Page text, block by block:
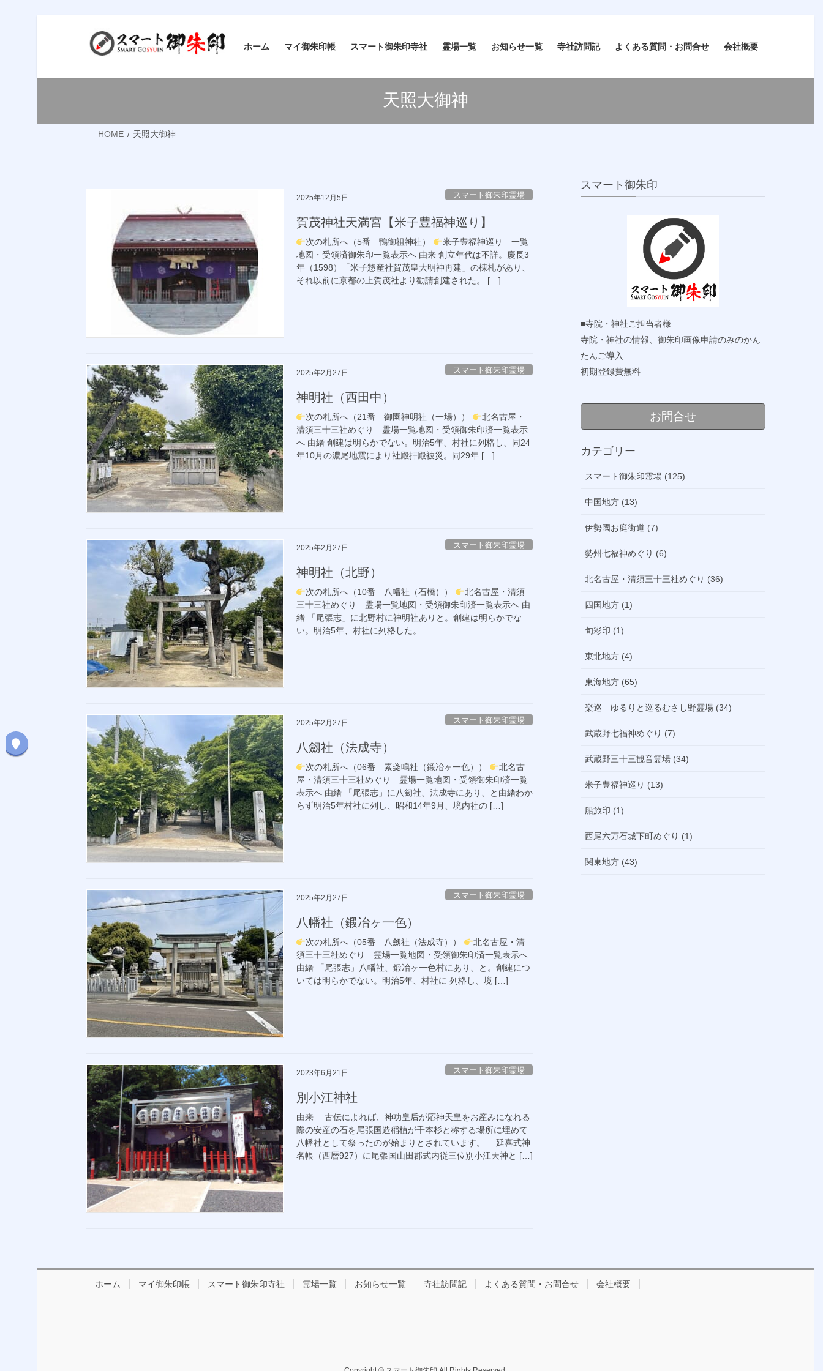
ス
ン
ホーム マイ御朱印帳 スマート御朱印寺社 霊場一覧 お知らせ一覧 寺社訪問記 よくある質問・お問合せ 会社概要
天照大御神
HOME 天照大御神
2025年12月5日 スマート御朱印霊場
賀茂神社天満宮【米子豊福神巡り】
次の札所へ（5番 鴨御祖神社）
米子豊福神巡り 一覧
地図・受領済御朱印一覧表示へ 由来 創立年代は不詳。慶長3
年（1598）「米子惣産社賀茂皇大明神再建」の棟札があり、
それ以前に京都の上賀茂社より勧請創建された。 […]
2025年2月27日 スマート御朱印霊場
神明社（西田中）
次の札所へ（21番 御園神明社（一場））
北名古屋・
清須三十三社めぐり 霊場一覧地図・受領御朱印済一覧表示
へ 由緒 創建は明らかでない。明治5年、村社に列格し、同24
年10月の濃尾地震により社殿拝殿被災。同29年 […]
2025年2月27日 スマート御朱印霊場
神明社（北野）
次の札所へ（10番 八幡社（石橋））
北名古屋・清須
三十三社めぐり 霊場一覧地図・受領御朱印済一覧表示へ 由
緒 「尾張志」に北野村に神明社ありと。創建は明らかでな
い。明治5年、村社に列格した。
2025年2月27日 スマート御朱印霊場
八劔社（法成寺）
次の札所へ（06番 素戔鳴社（鍛冶ヶ一色））
北名古
屋・清須三十三社めぐり 霊場一覧地図・受領御朱印済一覧
表示へ 由緒 「尾張志」に八剱社、法成寺にあり、と由緒わか
らず明治5年村社に列し、昭和14年9月、境内社の […]
2025年2月27日 スマート御朱印霊場
八幡社（鍛冶ヶ一色）
次の札所へ（05番 八劔社（法成寺））
北名古屋・清
須三十三社めぐり 霊場一覧地図・受領御朱印済一覧表示へ
由緒 「尾張志」八幡社、鍛冶ヶ一色村にあり、と。創建につ
いては明らかでない。明治5年、村社に 列格し、境 […]
2023年6月21日 スマート御朱印霊場
別小江神社
由来 古伝によれば、神功皇后が応神天皇をお産みになれる
際の安産の石を尾張国造稲植が千本杉と称する場所に埋めて
八幡社として祭ったのが始まりとされています。 延喜式神
名帳（西暦927）に尾張国山田郡式内従三位別小江天神と […]
スマート御朱印
■寺院・神社ご担当者様
寺院・神社の情報、御朱印画像申請のみのかん
たんご導入
初期登録費無料
お問合せ
カテゴリー
スマート御朱印霊場 (125)
中国地方 (13)
伊勢國お庭街道 (7)
勢州七福神めぐり (6)
北名古屋・清須三十三社めぐり (36)
四国地方 (1)
旬彩印 (1)
東北地方 (4)
東海地方 (65)
楽巡 ゆるりと巡るむさし野霊場 (34)
武蔵野七福神めぐり (7)
武蔵野三十三観音霊場 (34)
米子豊福神巡り (13)
船旅印 (1)
西尾六万石城下町めぐり (1)
関東地方 (43)
ホーム マイ御朱印帳 スマート御朱印寺社 霊場一覧 お知らせ一覧 寺社訪問記 よくある質問・お問合せ 会社概要